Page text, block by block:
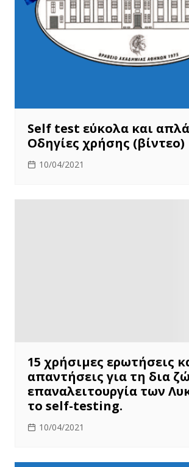
Self test εύκολα και
Οδηγίες χρήσης (βίντεο)
10/04/2021
15 χρήσιμες ερωτήσεις
απαντήσεις για τη δια
επαναλειτουργία των
το self-testing.
10/04/2021